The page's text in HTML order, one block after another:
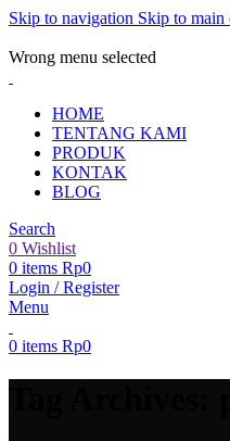
Skip to navigation Skip to main
Wrong menu selected
HOME
TENTANG KAMI
PRODUK
KONTAK
BLOG
Search
0 Wishlist
0 items Rp0
Login / Register
Menu
0 items Rp0